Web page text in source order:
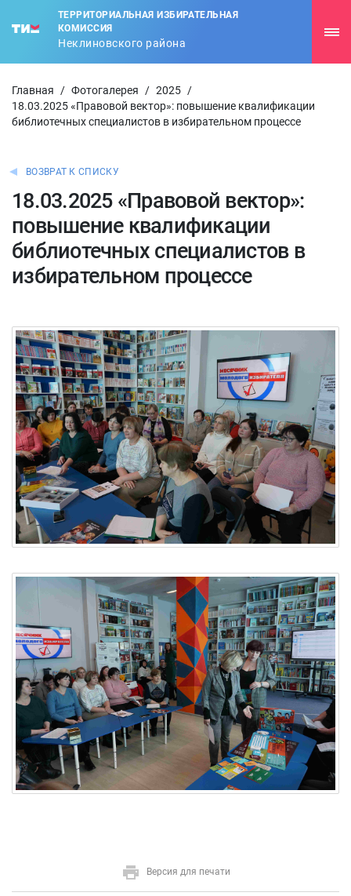
ТЕРРИТОРИАЛЬНАЯ ИЗБИРАТЕЛЬНАЯ
КОМИССИЯ
Неклиновского района
Главная / Фотогалерея / 2025 /
18.03.2025 «Правовой вектор»: повышение квалификации
библиотечных специалистов в избирательном процессе
ВОЗВРАТ К СПИСКУ
18.03.2025 «Правовой вектор»:
повышение квалификации
библиотечных специалистов в
избирательном процессе
Версия для печати